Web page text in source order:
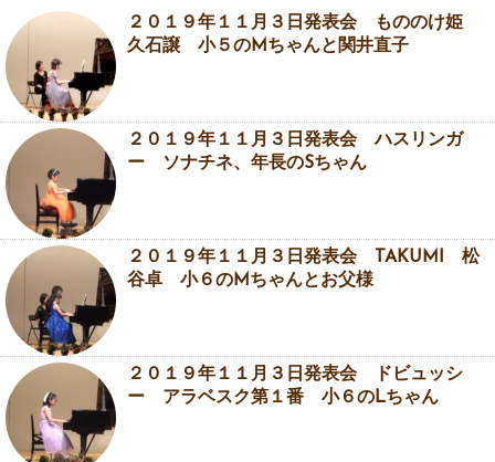
２０１９年１１月３日発表会 もののけ姫
久石譲 小５のMちゃんと関井直子
２０１９年１１月３日発表会 ハスリンガ
ー ソナチネ、年長のSちゃん
２０１９年１１月３日発表会 TAKUMI 松
谷卓 小６のMちゃんとお父様
２０１９年１１月３日発表会 ドビュッシ
ー アラベスク第１番 小６のLちゃん